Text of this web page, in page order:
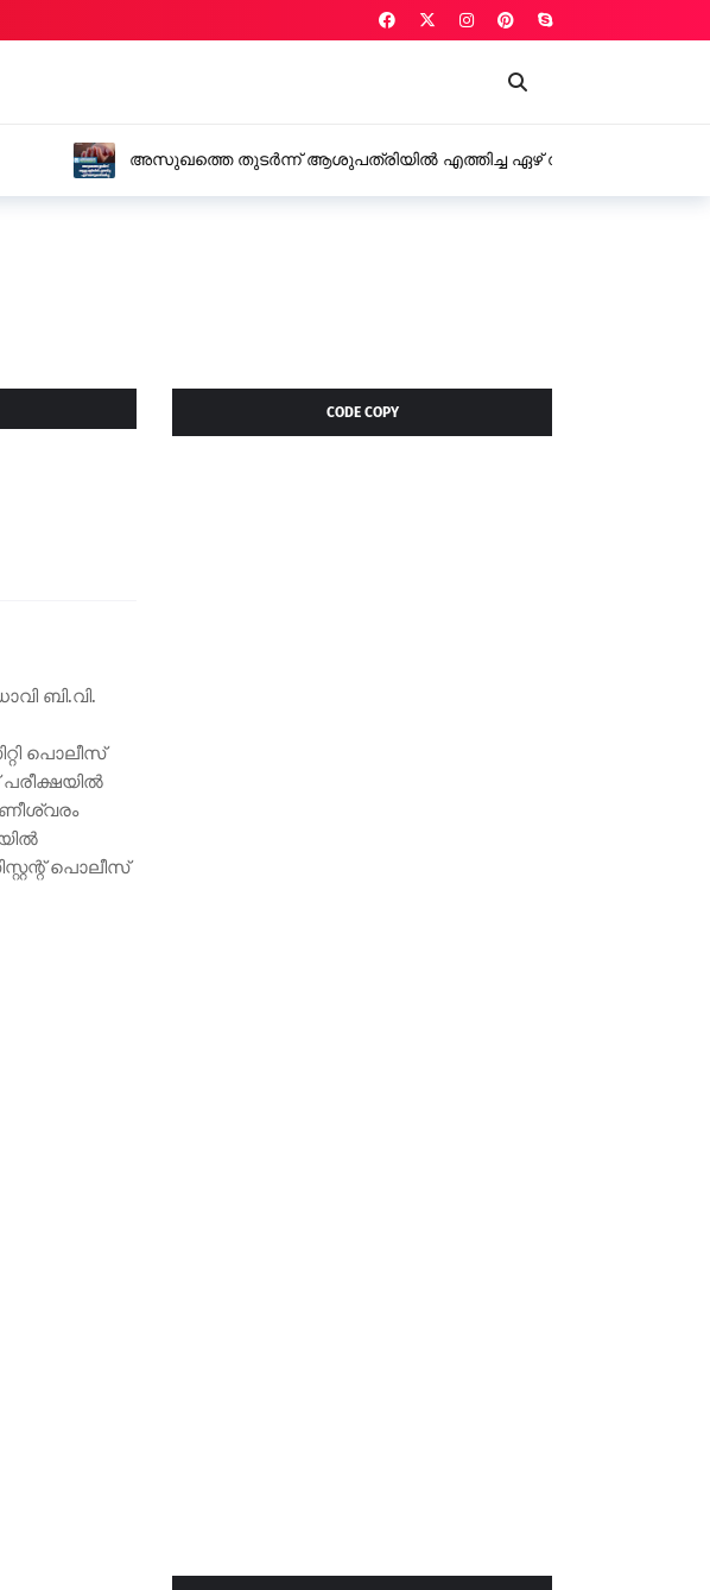
തുടർന്ന് ആശുപത്രിയിൽ എത്തിച്ച ഏഴ് വയസുകാരി മരിച്ചു
ബി.വി.
പൊലീസ്
പൊലീസ്
CODE COPY